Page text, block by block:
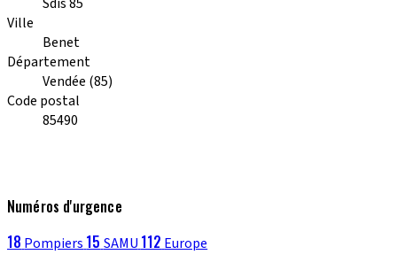
Ville
Benet
Département
Vendée (85)
Code postal
85490
Numéros d'urgence
18 Pompiers 15 SAMU 112 Europe